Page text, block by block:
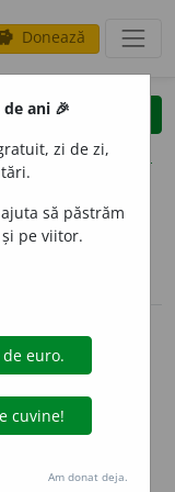
Donează
clear
opțiuni
declinări
de
.
de
ani 🎉
zi de zi,
să păstrăm
pe viitor.
Am donat deja.